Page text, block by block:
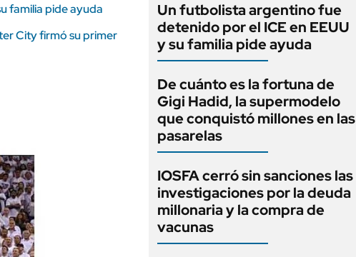
familia pide ayuda
City firmó su primer
Un futbolista argentino fue
detenido por el ICE en EEUU
y su familia pide ayuda
De cuánto es la fortuna de
Gigi Hadid, la supermodelo
que conquistó millones en las
pasarelas
IOSFA cerró sin sanciones las
investigaciones por la deuda
millonaria y la compra de
vacunas